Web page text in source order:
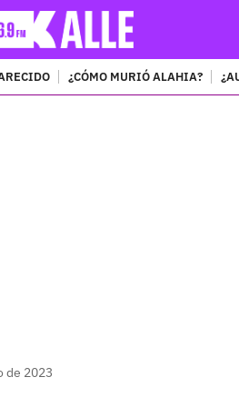
¿CÓMO MURIÓ ALAHIA?
de 2023